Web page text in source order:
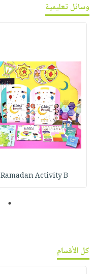
وسائل تعليمية
Ramadan Activity B
1
كل الأقسام